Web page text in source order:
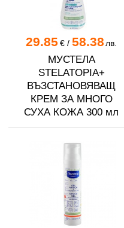
29.85 €/ 58.38 лв.
МУСТЕЛА
STELATOPIA+
ВЪЗСТАНОВЯВАЩ
КРЕМ ЗА МНОГО
СУХА КОЖА 300 мл